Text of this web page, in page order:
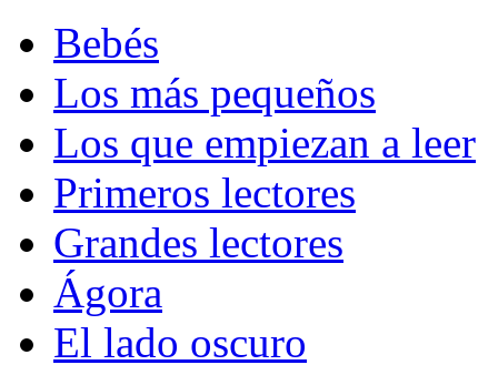
Bebés
Los más pequeños
Los que empiezan a leer
Primeros lectores
Grandes lectores
Ágora
El lado oscuro